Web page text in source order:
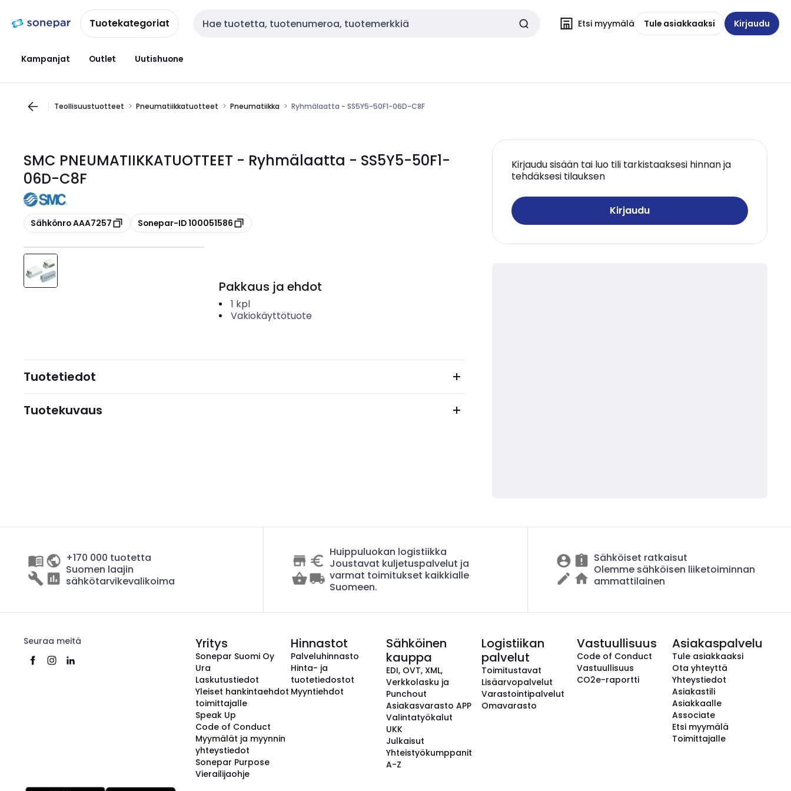
navigointiinsisältöönTuotekategoriat Haku Etsi myymälä Tule asiakkaaksi Kirjaudu
Kampanjat Outlet Uutishuone
Teollisuustuotteet Pneumatiikkatuotteet Pneumatiikka Ryhmälaatta - SS5Y5-50F1-06D-C8F
SMC PNEUMATIIKKATUOTTEET - Ryhmälaatta - SS5Y5-50F1-
06D-C8F
Kopioi
Sähkönro AAA7257 Kopioi
Sonepar-ID 100051586
Kirjaudu sisään tai luo tili tarkistaaksesi hinnan ja
tehdäksesi tilauksen
Kirjaudu
Pakkaus ja ehdot
1 kpl
Vakiokäyttötuote
Tuotetiedot
Tuotekuvaus
+170 000 tuotetta
Suomen laajin
sähkötarvikevalikoima
Huippuluokan logistiikka
Joustavat kuljetuspalvelut ja
varmat toimitukset kaikkialle
Suomeen.
Sähköiset ratkaisut
Olemme sähköisen liiketoiminnan
ammattilainen
Seuraa meitä Yritys
Sonepar Suomi Oy
Ura
Laskutustiedot
Yleiset hankintaehdot
toimittajalle
Speak Up
Code of Conduct
Myymälät ja myynnin
yhteystiedot
Sonepar Purpose
Vierailijaohje
Hinnastot
Palveluhinnasto
Hinta- ja
tuotetiedostot
Myyntiehdot
Sähköinen
kauppa
EDI, OVT, XML,
Verkkolasku ja
Punchout
Asiakasvarasto APP
Valintatyökalut
UKK
Julkaisut
Yhteistyökumppanit
A-Z
Logistiikan
palvelut
Toimitustavat
Lisäarvopalvelut
Varastointipalvelut
Omavarasto
Vastuullisuus
Code of Conduct
Vastuullisuus
CO2e-raportti
Asiakaspalvelu
Tule asiakkaaksi
Ota yhteyttä
Yhteystiedot
Asiakastili
Asiakkaalle
Associate
Etsi myymälä
Toimittajalle